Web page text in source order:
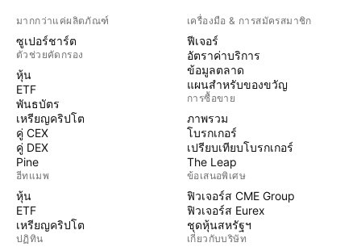
มากกว่าแค่ผลิตภัณฑ์
ซูเปอร์ชาร์ต
ตัวช่วยคัดกรอง
หุ้น
ETF
พันธบัตร
เหรียญคริปโต
คู่ CEX
คู่ DEX
Pine
ฮีทแมพ
หุ้น
ETF
เหรียญคริปโต
ปฏิทิน
เครื่องมือ & การสมัครสมาชิก
ฟีเจอร์
อัตราค่าบริการ
ข้อมูลตลาด
แผนสำหรับของขวัญ
การซื้อขาย
ภาพรวม
โบรกเกอร์
เปรียบเทียบโบรกเกอร์
The Leap
ข้อเสนอพิเศษ
ฟิวเจอร์ส CME Group
ฟิวเจอร์ส Eurex
ชุดหุ้นสหรัฐฯ
เกี่ยวกับบริษัท